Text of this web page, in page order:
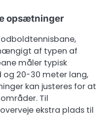
opsætninger
af typen af
måler typisk
og 20-30 meter lang,
kan justeres for at
Til
ekstra plads til